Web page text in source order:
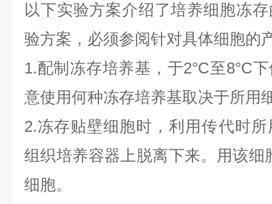
以下实验方案介绍了培养细胞冻
验方案，必须参阅针对具体细胞的
1.配制冻存培养基，于2°C至8°C
意使用何种冻存培养基取决于所用
2.冻存贴壁细胞时，利用传代时
组织培养容器上脱离下来。用该细
细胞。